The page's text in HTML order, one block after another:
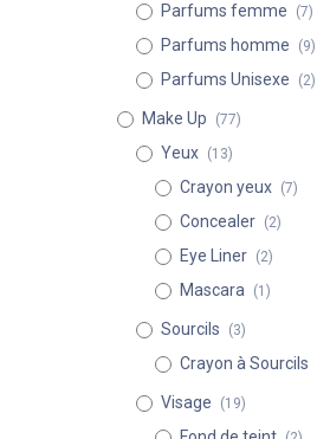
Parfums femme (7)
Parfums homme (9)
Parfums Unisexe (2)
Make Up (77)
Yeux (13)
Crayon yeux (7)
Concealer (2)
Eye Liner (2)
Mascara (1)
Sourcils (3)
Crayon à Sourcils
Visage (19)